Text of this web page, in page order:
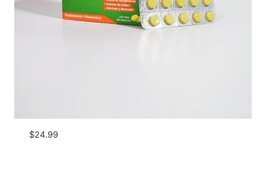
$24.99